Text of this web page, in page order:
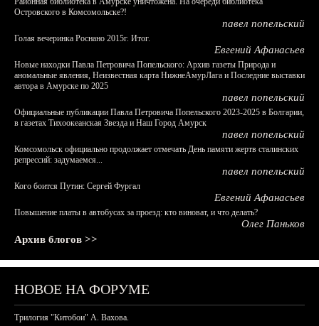
Островского в Комсомольске?!
павел попельский
Голая вечеринка Роснано 2015г. Итог.
Евгений Афанасьев
Новые находки Павла Петровича Попельского: Архив газеты Природа и
аномальные явления, Неизвестная карта НижнеАмурЛага и Последние выставки
автора в Амурске по 2025
павел попельский
Официальные публикации Павла Петровича Попельского 2023-2025 в Болгарии,
в газетах Тихоокеанская Звезда и Наш Город Амурск
павел попельский
Комсомольск официально продолжает отмечать День памяти жертв сталинских
репрессий: задумаемся...
павел попельский
Кого боится Путин: Сергей Фургал
Евгений Афанасьев
Повышение платы в автобусах за проезд: кто виноват, и что делать?
Олег Паньков
Архив блогов >>
НОВОЕ НА ФОРУМЕ
Трилогия "Китобои" А. Вахова.